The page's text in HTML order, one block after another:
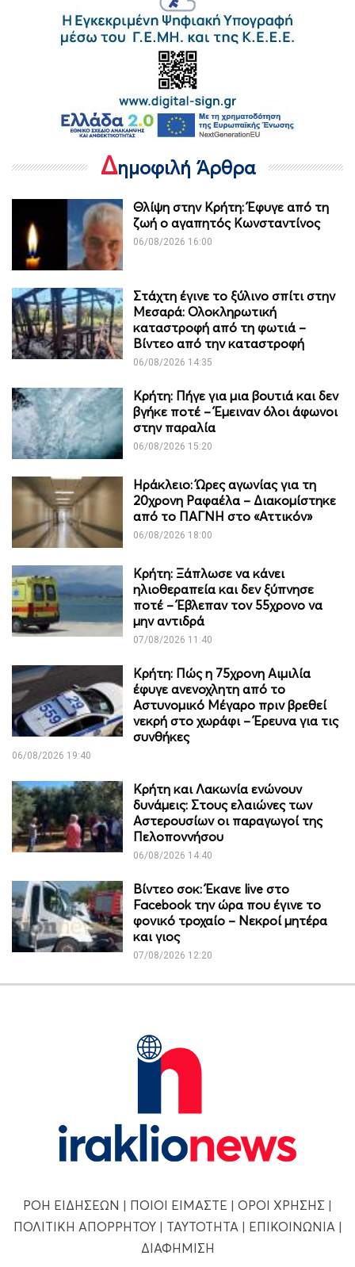
Δημοφιλή Άρθρα
Θλίψη στην Κρήτη: Έφυγε από τη
ζωή ο αγαπητός Κωνσταντίνος
06/08/2026 16:00
Στάχτη έγινε το ξύλινο σπίτι στην
Μεσαρά: Ολοκληρωτική
καταστροφή από τη φωτιά –
Βίντεο από την καταστροφή
06/08/2026 14:35
Κρήτη: Πήγε για μια βουτιά και δεν
βγήκε ποτέ – Έμειναν όλοι άφωνοι
στην παραλία
06/08/2026 15:20
Ηράκλειο: Ώρες αγωνίας για τη
20χρονη Ραφαέλα – Διακομίστηκε
από το ΠΑΓΝΗ στο «Αττικόν»
06/08/2026 18:00
Κρήτη: Ξάπλωσε να κάνει
ηλιοθεραπεία και δεν ξύπνησε
ποτέ – Έβλεπαν τον 55χρονο να
μην αντιδρά
07/08/2026 11:40
Κρήτη: Πώς η 75χρονη Αιμιλία
έφυγε ανενοχλητη από το
Αστυνομικό Μέγαρο πριν βρεθεί
νεκρή στο χωράφι – Έρευνα για τις
συνθήκες
06/08/2026 19:40
Κρήτη και Λακωνία ενώνουν
δυνάμεις: Στους ελαιώνες των
Αστερουσίων οι παραγωγοί της
Πελοποννήσου
06/08/2026 14:40
Βίντεο σοκ: Έκανε live στο
Facebook την ώρα που έγινε το
φονικό τροχαίο – Νεκροί μητέρα
και γιος
07/08/2026 12:20
ΡΟΗ ΕΙΔΗΣΕΩΝ | ΠΟΙΟΙ ΕΙΜΑΣΤΕ | ΟΡΟΙ ΧΡΗΣΗΣ |
ΠΟΛΙΤΙΚΗ ΑΠΟΡΡΗΤΟΥ| ΤΑΥΤΟΤΗΤΑ | ΕΠΙΚΟΙΝΩΝΙΑ |
ΔΙΑΦΗΜΙΣΗ